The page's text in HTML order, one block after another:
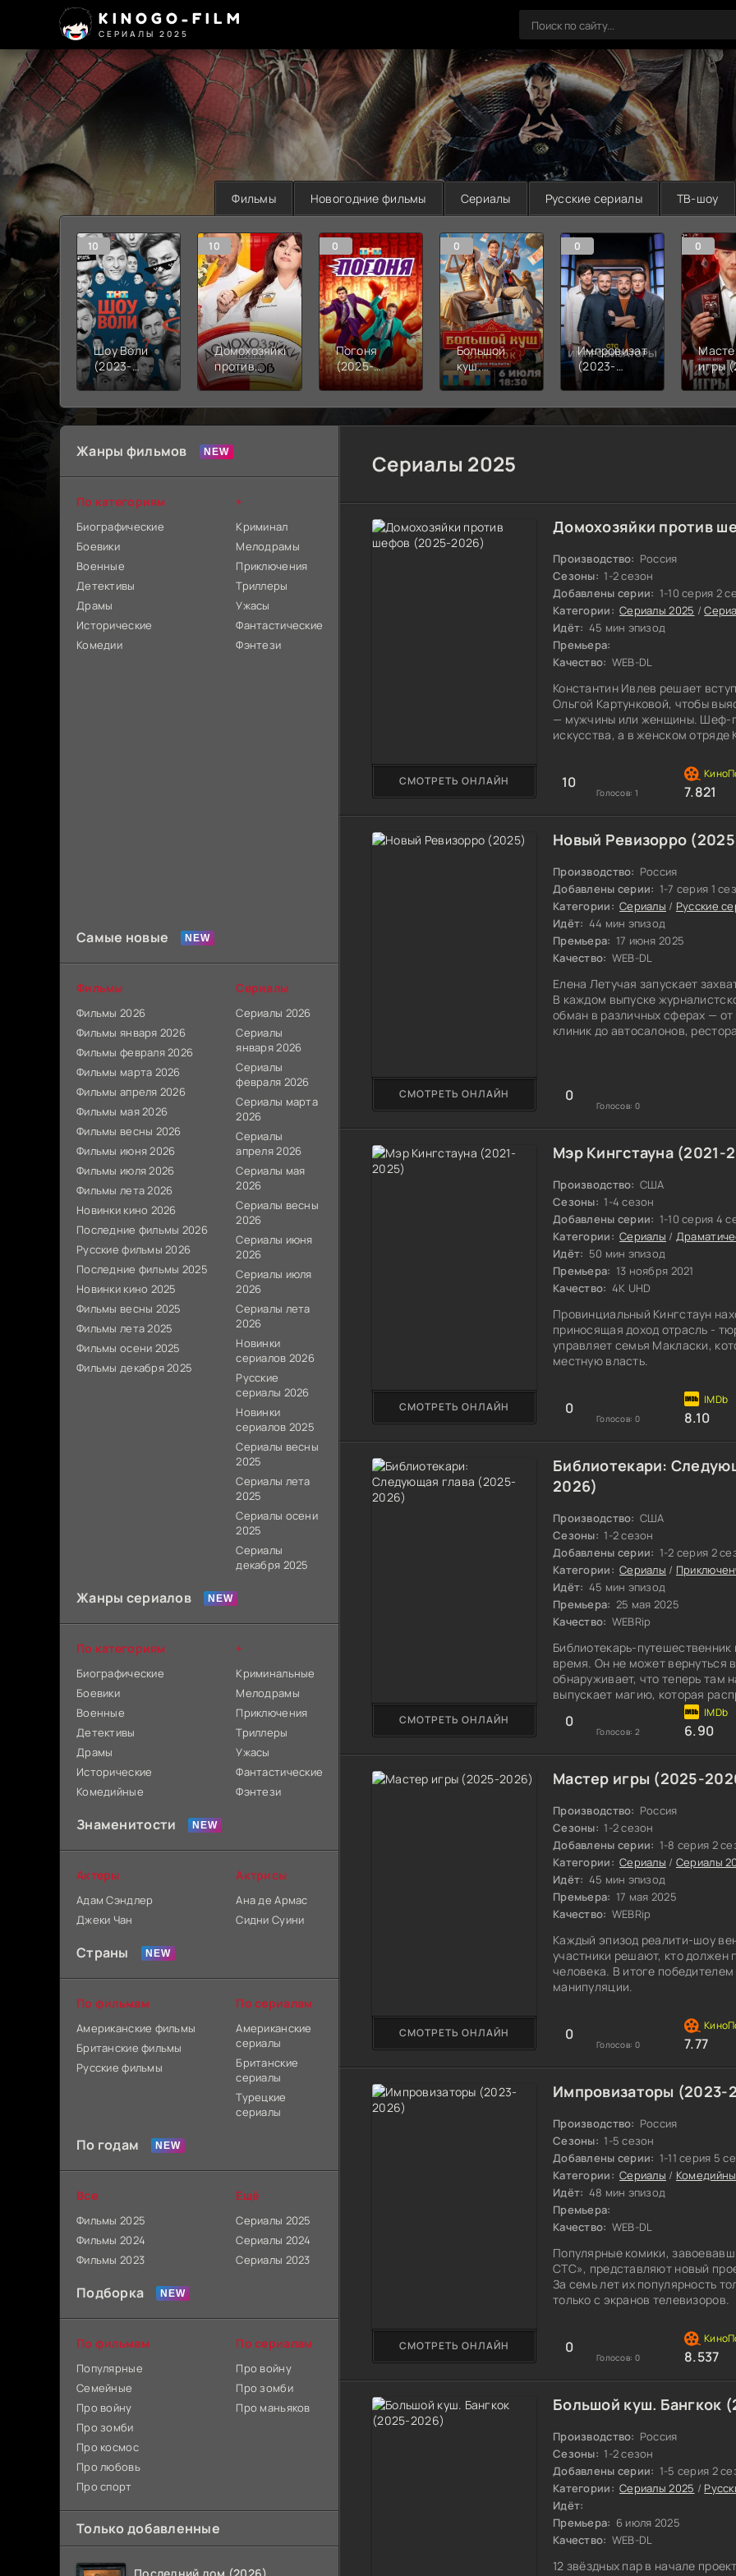
KINOGO-FILM
СЕРИАЛЫ 2025
Фильмы Новогодние фильмы Сериалы Русские сериалы ТВ-шоу
10
Шоу Воли
(2023-
2026)
10
Домохозяйки
против
шефов
2026)
0
Погоня
(2025-
2026)
0
Большой
куш.
Бангкок
2026)
0
Импровизаторы
(2023-
2026)
0
игры
2026)
Сериалы 2025
Домохозяйки против
Производство: Россия
Сезоны: 1-2 сезон
Добавлены серии: 1-10 серия 2
Категории: Сериалы 2025 /
Идёт: 45 мин эпизод
Премьера:
Качество: WEB-DL
Константин Ивлев решает
Ольгой Картунковой, чтобы
— мужчины или женщины. Шеф-
искусства, а в женском
винегретом, но и
обещает стать настоящим
СМОТРЕТЬ ОНЛАЙН 10
Голосов: 1 7.821
Новый Ревизорро
Производство: Россия
Добавлены серии: 1-7 серия 1
Категории: Сериалы / Русские
Идёт: 44 мин эпизод
Премьера: 17 июня 2025
Качество: WEB-DL
Елена Летучая запускает
В каждом выпуске
обман в различных сферах —
клиник до автосалонов,
СМОТРЕТЬ ОНЛАЙН 0
Голосов: 0
Мэр Кингстауна (2021-
Производство: США
Сезоны: 1-4 сезон
Добавлены серии: 1-10 серия 4
Категории: Сериалы /
Идёт: 50 мин эпизод
Премьера: 13 ноября 2021
Качество: 4K UHD
Провинциальный Кингстаун
приносящая доход отрасль -
управляет семья Макласки,
местную власть.
СМОТРЕТЬ ОНЛАЙН 0
Голосов: 0 8.10
Библиотекари:
2026)
Производство: США
Сезоны: 1-2 сезон
Добавлены серии: 1-2 серия 2
Категории: Сериалы /
Идёт: 45 мин эпизод
Премьера: 25 мая 2025
Качество: WEBRip
Библиотекарь-
время. Он не может вернуться
обнаруживает, что теперь там
выпускает магию, которая
СМОТРЕТЬ ОНЛАЙН 0
Голосов: 2 6.90
Мастер игры (2025-
Производство: Россия
Сезоны: 1-2 сезон
Добавлены серии: 1-8 серия 2
Категории: Сериалы / Сериалы
Идёт: 45 мин эпизод
Премьера: 17 мая 2025
Качество: WEBRip
Каждый эпизод реалити-шоу
участники решают, кто должен
человека. В итоге
манипуляции.
СМОТРЕТЬ ОНЛАЙН 0
Голосов: 0 7.77
Импровизаторы (2023-
Производство: Россия
Сезоны: 1-5 сезон
Добавлены серии: 1-11 серия 5
Категории: Сериалы /
Идёт: 48 мин эпизод
Премьера:
Качество: WEB-DL
Популярные комики,
СТС», представляют новый
За семь лет их популярность
только с экранов телевизоров.
СМОТРЕТЬ ОНЛАЙН 0
Голосов: 0 8.537
Большой куш. Бангкок
Производство: Россия
Сезоны: 1-2 сезон
Добавлены серии: 1-5 серия 2
Категории: Сериалы 2025 /
Идёт:
Премьера: 6 июля 2025
Качество: WEB-DL
12 звёздных пар в начале
Жанры фильмов
По категориям
Биографические
Боевики
Военные
Детективы
Драмы
Исторические
Комедии
+
Криминал
Мелодрамы
Приключения
Триллеры
Ужасы
Фантастические
Фэнтези
Самые новые
Фильмы
Фильмы 2026
Фильмы января 2026
Фильмы февраля 2026
Фильмы марта 2026
Фильмы апреля 2026
Фильмы мая 2026
Фильмы весны 2026
Фильмы июня 2026
Фильмы июля 2026
Фильмы лета 2026
Новинки кино 2026
Последние фильмы 2026
Русские фильмы 2026
Последние фильмы 2025
Новинки кино 2025
Фильмы весны 2025
Фильмы лета 2025
Фильмы осени 2025
Фильмы декабря 2025
Сериалы
Сериалы 2026
Сериалы
января 2026
Сериалы
февраля 2026
Сериалы марта
2026
Сериалы
апреля 2026
Сериалы мая
2026
Сериалы весны
2026
Сериалы июня
2026
Сериалы июля
2026
Сериалы лета
2026
Новинки
сериалов 2026
Русские
сериалы 2026
Новинки
сериалов 2025
Сериалы весны
2025
Сериалы лета
2025
Сериалы осени
2025
Сериалы
декабря 2025
Жанры сериалов
По категориям
Биографические
Боевики
Военные
Детективы
Драмы
Исторические
Комедийные
+
Криминальные
Мелодрамы
Приключения
Триллеры
Ужасы
Фантастические
Фэнтези
Знаменитости
Актеры
Адам Сэндлер
Джеки Чан
Актрисы
Ана де Армас
Сидни Суини
Страны
По фильмам
Американские фильмы
Британские фильмы
Русские фильмы
По сериалам
Американские
сериалы
Британские
сериалы
Турецкие
сериалы
По годам
Все
Фильмы 2025
Фильмы 2024
Фильмы 2023
Ещё
Сериалы 2025
Сериалы 2024
Сериалы 2023
Подборка
По фильмам
Популярные
Семейные
Про войну
Про зомби
Про космос
Про любовь
Про спорт
По сериалам
Про войну
Про зомби
Про маньяков
Только добавленные